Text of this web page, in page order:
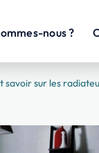
nous ?
savoir sur les